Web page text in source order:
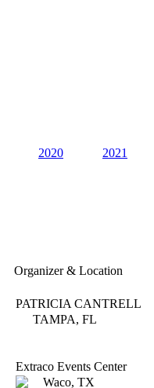
2020 2021
Organizer & Location
PATRICIA CANTRELL
TAMPA, FL
Extraco Events Center
Waco, TX